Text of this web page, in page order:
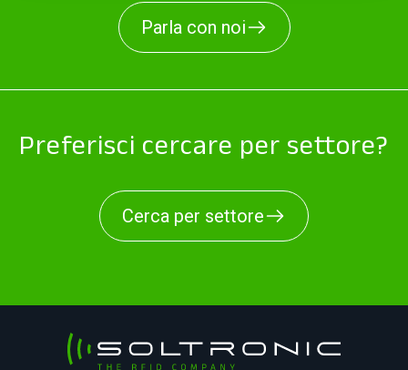
Parla con noi
Preferisci cercare per settore?
Cerca per settore